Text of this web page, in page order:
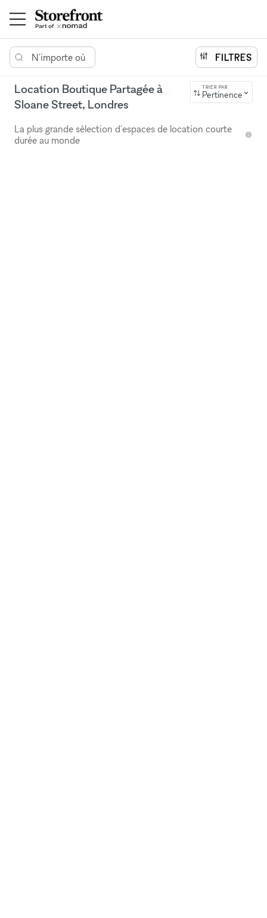
N'importe où FILTRES
Location Boutique Partagée à
Sloane Street, Londres
TRIER PAR
Pertinence
La plus grande sélection d'espaces de location courte
durée au monde